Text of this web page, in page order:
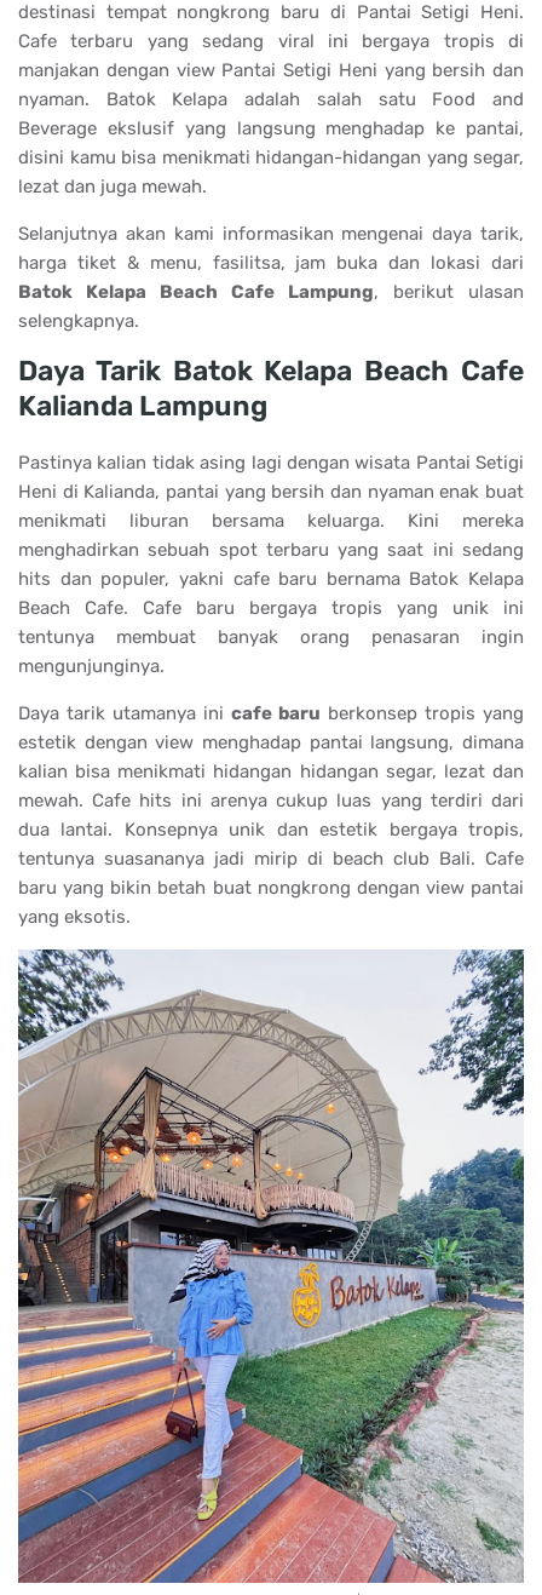
destinasi tempat nongkrong baru di Pantai Setigi Heni.
Cafe terbaru yang sedang viral ini bergaya tropis di
manjakan dengan view Pantai Setigi Heni yang bersih dan
nyaman. Batok Kelapa adalah salah satu Food and
Beverage ekslusif yang langsung menghadap ke pantai,
disini kamu bisa menikmati hidangan-hidangan yang segar,
lezat dan juga mewah.
Selanjutnya akan kami informasikan mengenai daya tarik,
harga tiket & menu, fasilitsa, jam buka dan lokasi dari
Batok Kelapa Beach Cafe Lampung, berikut ulasan
selengkapnya.
Daya Tarik Batok Kelapa Beach Cafe
Kalianda Lampung
Pastinya kalian tidak asing lagi dengan wisata Pantai Setigi
Heni di Kalianda, pantai yang bersih dan nyaman enak buat
menikmati liburan bersama keluarga. Kini mereka
menghadirkan sebuah spot terbaru yang saat ini sedang
hits dan populer, yakni cafe baru bernama Batok Kelapa
Beach Cafe. Cafe baru bergaya tropis yang unik ini
tentunya membuat banyak orang penasaran ingin
mengunjunginya.
Daya tarik utamanya ini cafe baru berkonsep tropis yang
estetik dengan view menghadap pantai langsung, dimana
kalian bisa menikmati hidangan hidangan segar, lezat dan
mewah. Cafe hits ini arenya cukup luas yang terdiri dari
dua lantai. Konsepnya unik dan estetik bergaya tropis,
tentunya suasananya jadi mirip di beach club Bali. Cafe
baru yang bikin betah buat nongkrong dengan view pantai
yang eksotis.